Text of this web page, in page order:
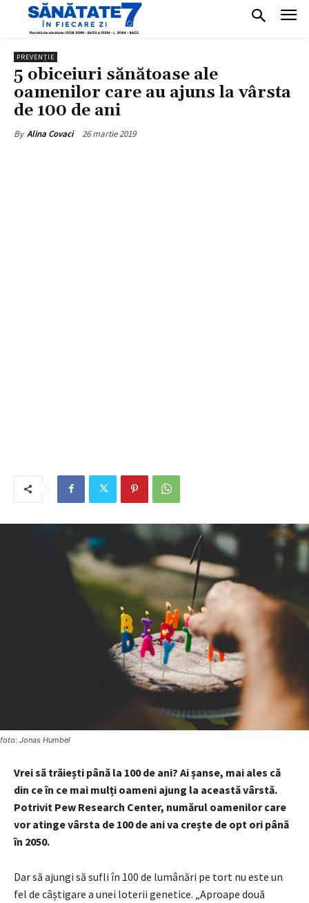
PREVENȚIE
5 obiceiuri sănătoase ale
oamenilor care au ajuns la vârsta
de 100 de ani
By Alina Covaci 26 martie 2019
foto: Jonas Humbel
Vrei să trăiești până la 100 de ani? Ai șanse, mai ales că
din ce în ce mai mulți oameni ajung la această vârstă.
Potrivit Pew Research Center, numărul oamenilor care
vor atinge vârsta de 100 de ani va crește de opt ori până
în 2050.
Dar să ajungi să sufli în 100 de lumânări pe tort nu este un
fel de câștigare a unei loterii genetice. „Aproape două